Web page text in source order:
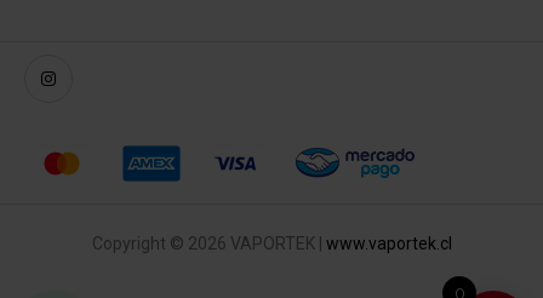
Copyright © 2026 VAPORTEK | www.vaportek.cl
0